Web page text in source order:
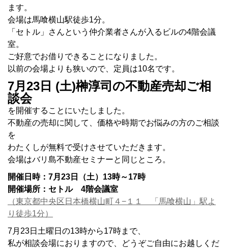
ます。
会場は馬喰横山駅徒歩1分。
「セトル」さんという仲介業者さんが入るビルの4階会議
室。
ご好意でお借りできることになりました。
以前の会場よりも狭いので、定員は10名です。
7月23日 (土)榊淳司の不動産売却ご相
談会
を開催することにいたしました。
不動産の売却に関して、価格や時期でお悩みの方のご相談
を
わたくしが無料で受けさせていただきます。
会場はバリ島不動産セミナーと同じところ。
開催日時：7月23日（土）13時～17時
開催場所：セトル 4階会議室
（東京都中央区日本橋横山町４−１１ 「馬喰横山」駅よ
り徒歩1分）
7月23日土曜日の13時から17時まで、
私が相談会場におりますので、どうぞご自由にお越しくだ